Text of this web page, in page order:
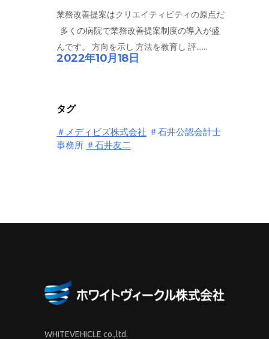
業務改善提案はクリエイティビティの原点だ
多くの病院で業務改善提案制度の導入が盛
んです。 方向を示し 方法を教育し 評......
2022年10月18日
タグ
＃メディビズ株式会社 ＃石井公認会計士
事務所 ＃石井友二
WHITEVEHICLE co.,ltd.